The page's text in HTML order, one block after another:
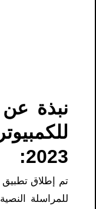
نبذة
2023:
للمراسلة